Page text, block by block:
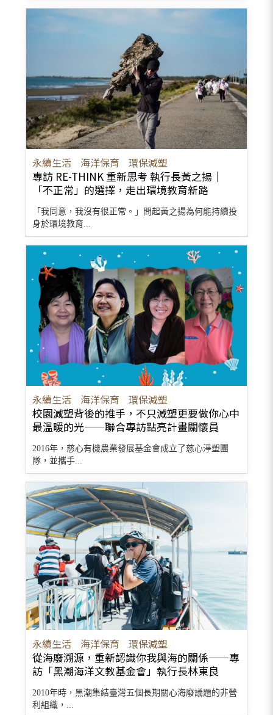
永續生活 海洋保育 環保減塑
專訪 RE-THINK 重新思考 執行長黃之揚｜
「不正常」的選擇，走出環境教育新路
「我同意，我沒有很正常。」問起黃之揚為何能持續投
身於環境教育...
永續生活 海洋保育 環保減塑
校園減塑背後的推手，不只減塑更要做你心中
最溫暖的光——聯合專訪點亮計畫關懷員
2016年，慈心有機農業發展基金會成立了慈心淨塑團
隊，並攜手...
永續生活 海洋保育 環保減塑
從海廢溯源，重新認識你我與海的關係——專
訪「黑潮海洋文教基金會」執行長林東良
2010年時，黑潮集結臺灣五個長期關心海廢議題的非營
利組織，...